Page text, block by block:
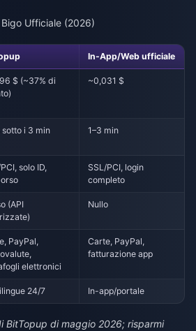
Ufficiale (2026)
In-App/Web ufficiale
$ (~37% di
~0,031 $
sotto i 3 min 1–3 min
solo ID,
SSL/PCI, login
completo
(API
Nullo
PayPal,
elettronici
Carte, PayPal,
fatturazione app
24/7 In-app/portale
BitTopup di maggio 2026; risparmi